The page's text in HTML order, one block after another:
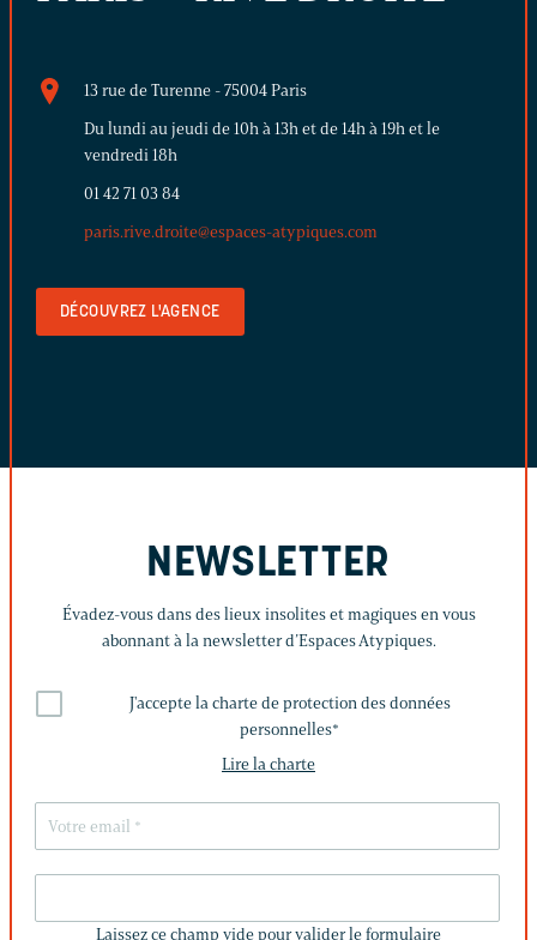
13 rue de Turenne - 75004 Paris
Du lundi au jeudi de 10h à 13h et de 14h à 19h et le
vendredi 18h
01 42 71 03 84
paris.rive.droite@espaces-atypiques.com
DÉCOUVREZ L'AGENCE
NEWSLETTER
Évadez-vous dans des lieux insolites et magiques en vous
abonnant à la newsletter d’Espaces Atypiques.
J'accepte la charte de protection des données
personnelles*
Lire la charte
Laissez ce champ vide pour valider le formulaire